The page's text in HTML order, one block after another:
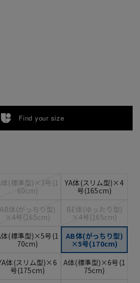
Find your size
体(標準型)×3号(1
60cm)
YA体(スリム型)×4
号(165cm)
AB体(がっちり型)
×4号(165cm)
BE体(ゆったり型)
×4号(165cm)
(標準型)×5号(1
70cm)
AB体(がっちり型)
×5号(170cm)
体(スリム型)×6
号(175cm)
A体(標準型)×6号(1
75cm)